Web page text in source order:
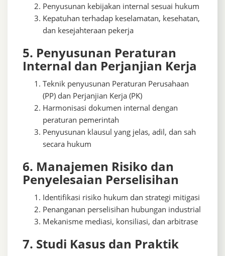
Penyusunan kebijakan internal sesuai hukum
Kepatuhan terhadap keselamatan, kesehatan,
dan kesejahteraan pekerja
5. Penyusunan Peraturan
Internal dan Perjanjian Kerja
Teknik penyusunan Peraturan Perusahaan
(PP) dan Perjanjian Kerja (PK)
Harmonisasi dokumen internal dengan
peraturan pemerintah
Penyusunan klausul yang jelas, adil, dan sah
secara hukum
6. Manajemen Risiko dan
Penyelesaian Perselisihan
Identifikasi risiko hukum dan strategi mitigasi
Penanganan perselisihan hubungan industrial
Mekanisme mediasi, konsiliasi, dan arbitrase
7. Studi Kasus dan Praktik